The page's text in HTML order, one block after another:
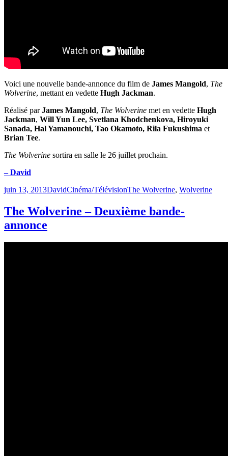
Voici une nouvelle bande-annonce du film de James Mangold, The
Wolverine, mettant en vedette Hugh Jackman.
Réalisé parJames Mangold, The Wolverine met en vedette Hugh
Jackman, Will Yun Lee, Svetlana Khodchenkova, Hiroyuki
Sanada, Hal Yamanouchi, Tao Okamoto, Rila Fukushima et
Brian Tee.
The Wolverine sortira en salle le 26 juillet prochain.
– David
Publié
juin 13, 2013DavidCatégories
Cinéma/TélévisionÉtiquettes
The Wolverine, Wolverine
The Wolverine – Deuxième bande-
annonce